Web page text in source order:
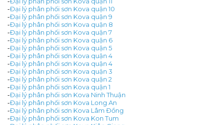
-Đại lý phân phối sơn Kova quận 10
-Đại lý phân phối sơn Kova quận 9
-Đại lý phân phối sơn Kova quận 8
-Đại lý phân phối sơn Kova quận 7
-Đại lý phân phối sơn Kova quận 6
-Đại lý phân phối sơn Kova quận 5
-Đại lý phân phối sơn Kova quận 4
-Đại lý phân phối sơn Kova quận 4
-Đại lý phân phối sơn Kova quận 3
-Đại lý phân phối sơn Kova quận 2
-Đại lý phân phối sơn Kova quận 1
-Đại lý phân phối sơn Kova Ninh Thuận
-Đại lý phân phối sơn Kova Long An
-Đại lý phân phối sơn Kova Lâm Đồng
-Đại lý phân phối sơn Kova Kon Tum